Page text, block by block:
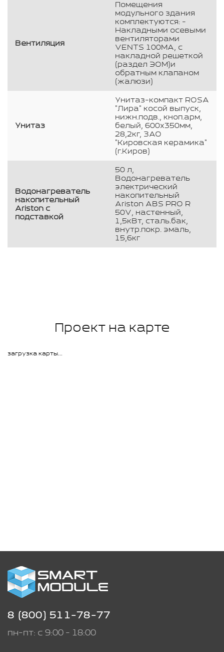
Вентиляция
Помещения
модульного здания
комплектуются: -
Накладными осевыми
вентиляторами
VENTS 100МА, с
накладной решеткой
(раздел ЭОМ)и
обратным клапаном
(жалюзи)
Унитаз
Унитаз-компакт ROSA
"Лира" косой выпуск,
нижн.подв., кноп.арм,
белый, 600х350мм,
28,2кг, ЗАО
"Кировская керамика"
(г.Киров)
Водонагреватель
накопительный
Ariston с
подставкой
50 л,
Водонагреватель
электрический
накопительный
Ariston ABS PRO R
50V, настенный,
1,5кВт, сталь.бак,
внутр.покр. эмаль,
15,6кг
Проект на карте
загрузка карты...
8 (800) 511-78-77
пн-пт: с 9:00 - 18:00